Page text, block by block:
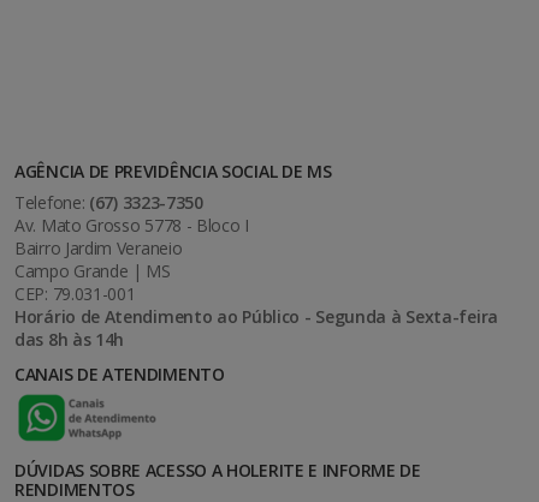
AGÊNCIA DE PREVIDÊNCIA SOCIAL DE MS
Telefone: (67) 3323-7350
Av. Mato Grosso 5778 - Bloco I
Bairro Jardim Veraneio
Campo Grande | MS
CEP: 79.031-001
Horário de Atendimento ao Público - Segunda à Sexta-feira
das 8h às 14h
CANAIS DE ATENDIMENTO
DÚVIDAS SOBRE ACESSO A HOLERITE E INFORME DE
RENDIMENTOS